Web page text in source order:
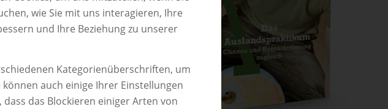
wie Sie mit uns interagieren, Ihre
und Ihre Beziehung zu unserer
Kategorienüberschriften, um
auch einige Ihrer Einstellungen
dass das Blockieren einiger Arten von